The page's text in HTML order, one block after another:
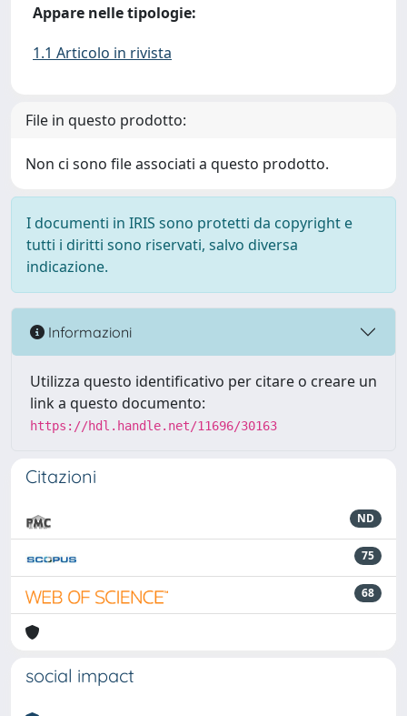
Appare nelle tipologie:
1.1 Articolo in rivista
File in questo prodotto:
Non ci sono file associati a questo prodotto.
I documenti in IRIS sono protetti da copyright e
tutti i diritti sono riservati, salvo diversa
indicazione.
Informazioni
Utilizza questo identificativo per citare o creare un
link a questo documento:
https://hdl.handle.net/11696/30163
Citazioni
ND
75
68
social impact